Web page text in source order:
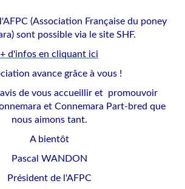
(Association Française du poney
sont possible via le site SHF.
+ d'infos en cliquant ici
avance grâce à vous !
de vous accueillir et promouvoir
et Connemara Part-bred que
nous aimons tant.
A bientôt
Pascal WANDON
Président de l'AFPC